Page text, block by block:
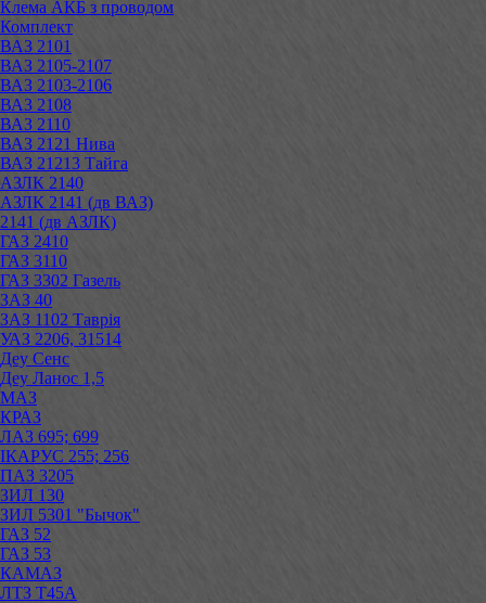
Клема АКБ з проводом
Комплект
ВАЗ 2101
ВАЗ 2105-2107
ВАЗ 2103-2106
ВАЗ 2108
ВАЗ 2110
ВАЗ 2121 Нива
ВАЗ 21213 Тайга
АЗЛК 2140
АЗЛК 2141 (дв ВАЗ)
2141 (дв АЗЛК)
ГАЗ 2410
ГАЗ 3110
ГАЗ 3302 Газель
ЗАЗ 40
ЗАЗ 1102 Таврія
УАЗ 2206, 31514
Деу Сенс
Деу Ланос 1,5
МАЗ
КРАЗ
ЛАЗ 695; 699
ІКАРУС 255; 256
ПАЗ 3205
ЗИЛ 130
ЗИЛ 5301 "Бычок"
ГАЗ 52
ГАЗ 53
КАМАЗ
ЛТЗ Т45А